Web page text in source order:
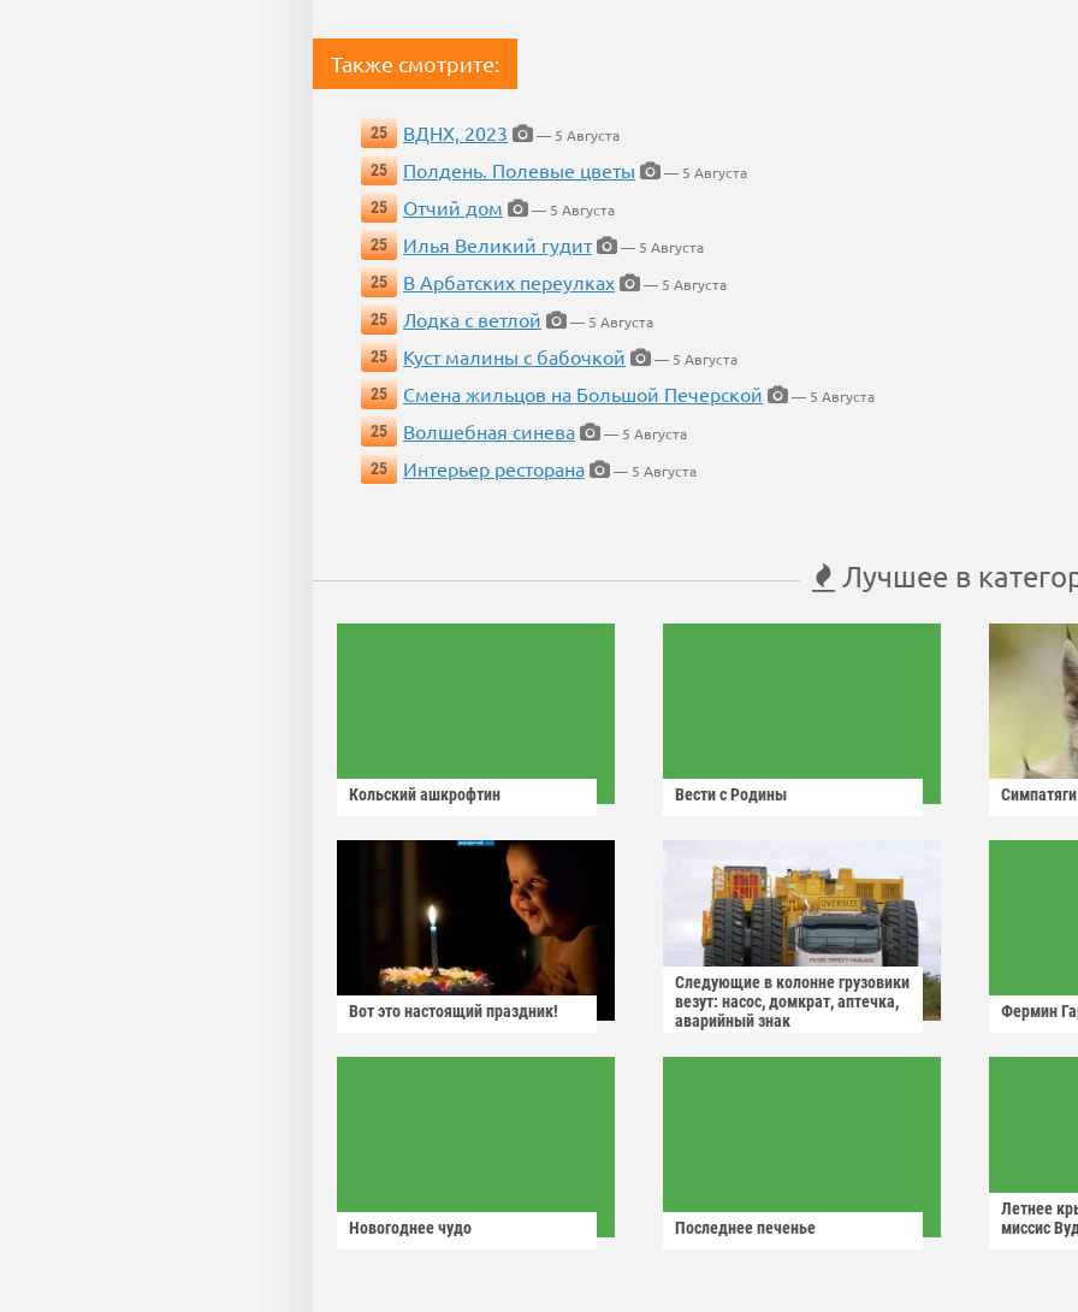
Также смотрите:
25 ВДНХ, 2023
— 5 Августа
25
Полдень. Полевые цветы
— 5 Августа
25
Отчий дом
— 5 Августа
25
Илья Великий гудит
— 5 Августа
25
В Арбатских переулках
— 5 Августа
25
Лодка с ветлой
— 5 Августа
25
Куст малины с бабочкой
— 5 Августа
25
Смена жильцов на Большой Печерской
— 5 Августа
25
Волшебная синева
— 5 Августа
25
Интерьер ресторана — 5 Августа
Лучшее в
Кольский ашкрофтин Вести с Родины Симпатяги
Вот это настоящий праздник!
Следующие в колонне грузовики
везут: насос, домкрат, аптечка,
аварийный знак
Фермин
Новогоднее чудо Последнее печенье
Летнее
миссис